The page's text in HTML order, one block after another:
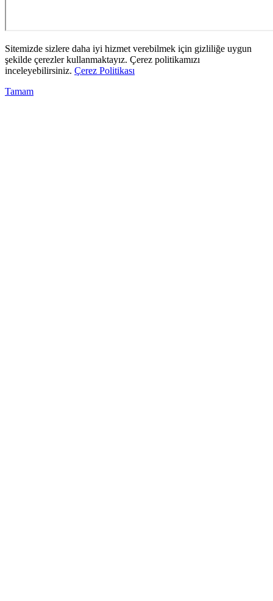
Sitemizde sizlere daha iyi hizmet verebilmek için gizliliğe uygun
şekilde çerezler kullanmaktayız. Çerez politikamızı
inceleyebilirsiniz. Çerez Politikası
Tamam